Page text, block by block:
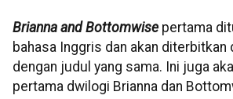
Brianna and Bottomwise pertama
bahasa Inggris dan akan diterbitkan
dengan judul yang sama. Ini juga
pertama dwilogi Brianna dan